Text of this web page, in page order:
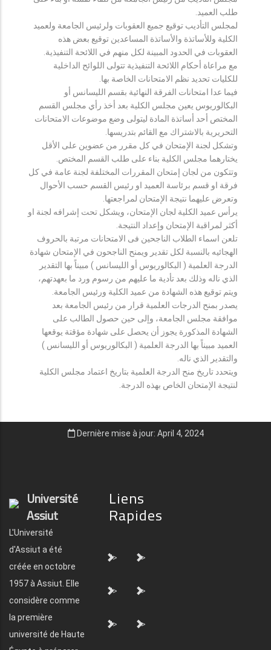
طلب العميد.
لمجلس التأديب توقيع جميع العقوبات ولرئيس الجامعة ولعميد
الكلية وللأساتذة والأساتذة المساعدين توقيع بعض هذه
العقوبات في الحدود المبينة لكل منهم في اللائحة التنفيذية.
مع مراعاة أحكام اللائحة التنفيذية تتولى اللوائح الداخلية
للكليات تحديد نظم الامتحانات الخاصة بها.
فيما عدا امتحانات الفرقة النهائية بقسم الليسانس أو
البكالوريوس يعين مجلس الكلية بعد أخذ رأي مجلس القسم
المختص أحد أساتذة المادة ليتولى وضع موضوعات الامتحانات
التحريرية بالاشتراك مع القائم بتدريسها.
وتشكل لجنة الإمتحان في كل مقرر من عضوين على الأقل
يختارهما مجلس الكلية بناء على طلب القسم المختص.
وتتكون من لجان إمتحان المقررات المختلفة لجنة عامة في كل
فرقة او قسم برئاسة العميد او رئيس القسم حسب الأحوال
وتعرض عليهما نتيجة الإمتحان لمراجعتها.
يرأس عميد الكلية لجان الإمتحان، ويشكل تحت إشرافه لجنة او
أكثر لمراقبة الإمتحان وإعداد النتيجة.
تلعن اسماء الطلاب الناجحين فى الامتحانات مرتبة بالحروف
الهجائيه بالنسبة لكل تقدير ويمنح الناجحون في الإمتحان شهادة
الدرجة العلمية ( البكالوريوس أو الليسانس ) مبيناً بها التقدير
الذي ناله وذلك بعد تأدية ما عليهم من رسوم ورد ما بعهدتهم،
ويتم توقيع هذه الشهادة من عميد الكلية ورئيس الجامعة.
يصدر بمنح الدرجات العلمية قرار من رئيس الجامعة بعد
موافقة مجلس الجامعة، وإلى حين حصول الطالب على
الشهادة المذكورة يجوز أن يحصل على شهادة مؤقتة يوقعها
العميد مبيناً بها الدرجة العلمية ( البكالوريوس أو الليسانس )
والتقدير الذي ناله.
ويتحدد تاريخ منح الدرجة العلمية بتاريخ اعتماد مجلس الكلية
لنتيجة الإمتحان الخاص بهذه الدرجة.
Dernière mise à jour: April 4, 2024
Université
Assiut
L'Université
d'Assiut a été
créée en octobre
1957 à Assiut. Elle
considère comme
la première
université de Haute
Liens
Rapides
"> ">
"> ">
"> ">